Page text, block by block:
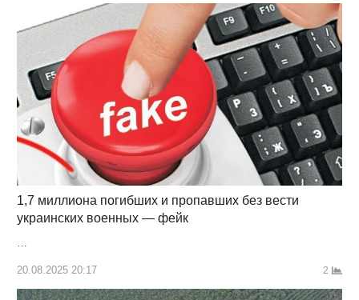
1,7 миллиона погибших и пропавших без вести
украинских военных — фейк
…
20.08.2025 20:17 2